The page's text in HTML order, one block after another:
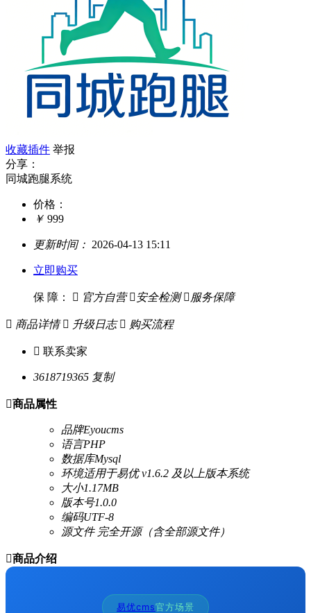
收藏插件 举报
分享：
同城跑腿系统
价格：
￥ 999
更新时间： 2026-04-13 15:11
立即购买
保 障：  官方自营  安全检测  服务保障
 商品详情  升级日志  购买流程
 联系卖家
3618719365 复制
商品属性
品牌Eyoucms
语言PHP
数据库Mysql
环境适用于易优 v1.6.2 及以上版本系统
大小1.17MB
版本号1.0.0
编码UTF-8
源文件完全开源（含全部源文件）
商品介绍
易优cms官方场景